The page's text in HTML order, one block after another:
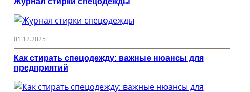
01.12.2025
Как стирать спецодежду: важные нюансы для
предприятий